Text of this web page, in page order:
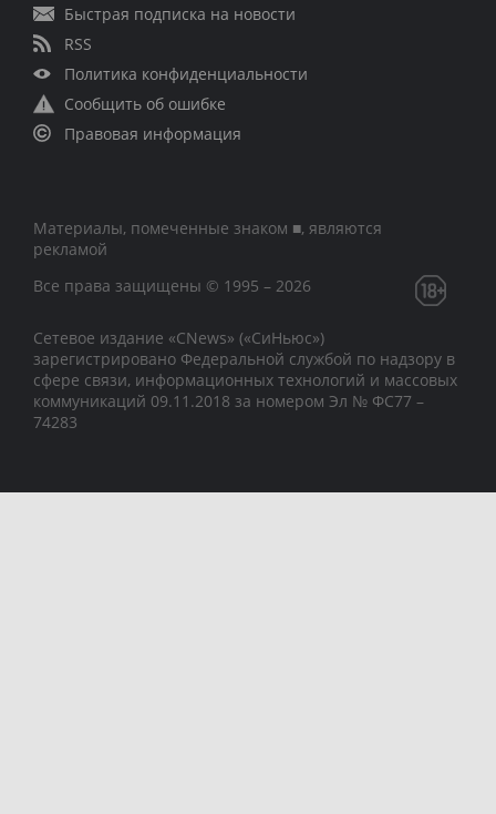
Быстрая подписка на новости
RSS
Политика конфиденциальности
Сообщить об ошибке
Правовая информация
Материалы, помеченные знаком ■, являются
рекламой
Все права защищены © 1995 – 2026
Сетевое издание «CNews» («СиНьюс»)
зарегистрировано Федеральной службой по надзору в
сфере связи, информационных технологий и массовых
коммуникаций 09.11.2018 за номером Эл № ФС77 –
74283